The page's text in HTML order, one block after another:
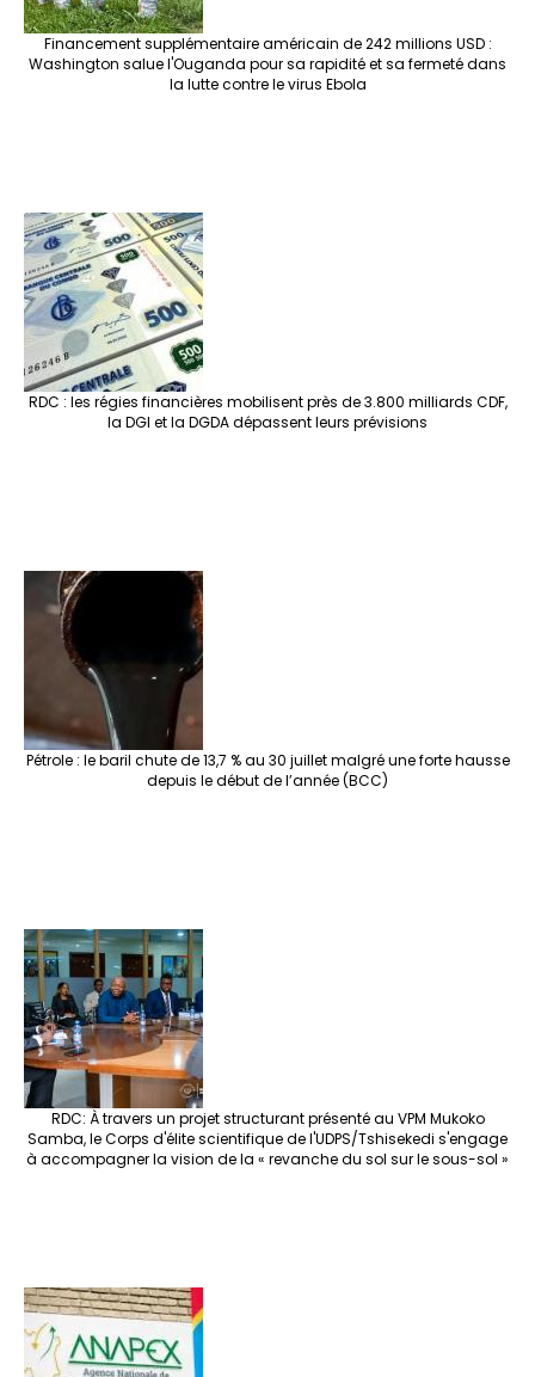
Financement supplémentaire américain de 242 millions USD :
Washington salue l'Ouganda pour sa rapidité et sa fermeté dans
la lutte contre le virus Ebola
RDC : les régies financières mobilisent près de 3.800 milliards CDF,
la DGI et la DGDA dépassent leurs prévisions
Pétrole : le baril chute de 13,7 % au 30 juillet malgré une forte hausse
depuis le début de l’année (BCC)
RDC: À travers un projet structurant présenté au VPM Mukoko
Samba, le Corps d'élite scientifique de l'UDPS/Tshisekedi s'engage
à accompagner la vision de la « revanche du sol sur le sous-sol »